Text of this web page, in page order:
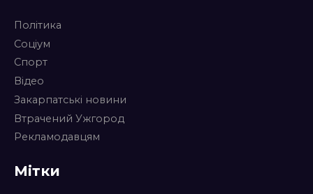
Політика
Соціум
Спорт
Відео
Закарпатські новини
Втрачений Ужгород
Рекламодавцям
Мітки